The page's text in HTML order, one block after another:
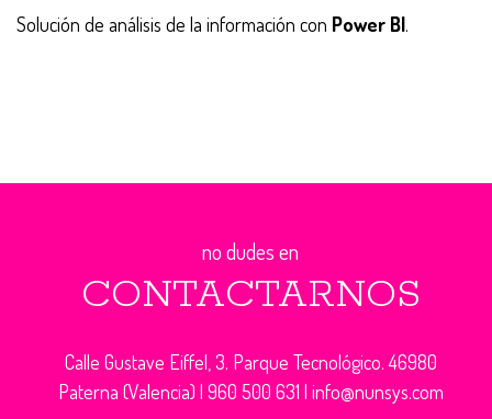
Solución de análisis de la información con Power BI.
no dudes en
CONTACTARNOS
Calle Gustave Eiffel, 3. Parque Tecnológico. 46980
Paterna (Valencia) | 960 500 631 | info@nunsys.com